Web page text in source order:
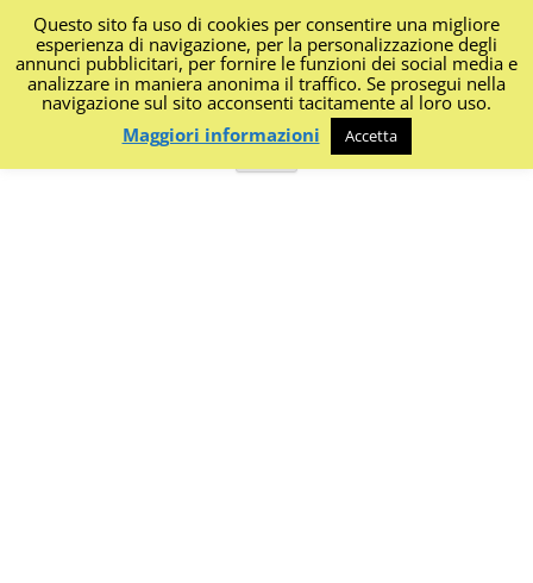
I Diari di Portanapoli
Impressioni, sapori, colori dalla regione
Vai
Questo sito fa uso di cookies per consentire una migliore
esperienza di navigazione, per la personalizzazione degli
annunci pubblicitari, per fornire le funzioni dei social media e
analizzare in maniera anonima il traffico. Se prosegui nella
navigazione sul sito acconsenti tacitamente al loro uso.
Maggiori informazioni
Accetta